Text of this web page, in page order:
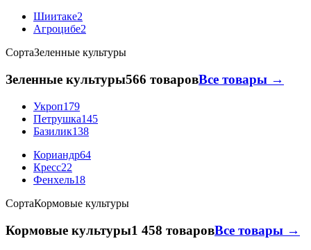
Шиитаке2
Агроцибе2
СортаЗеленные культуры
Зеленные культуры566 товаровВсе товары →
Укроп179
Петрушка145
Базилик138
Кориандр64
Кресс22
Фенхель18
СортаКормовые культуры
Кормовые культуры1 458 товаровВсе товары →